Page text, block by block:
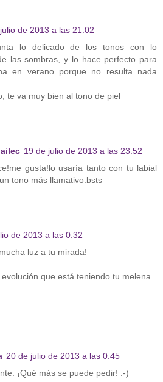
de 2013 a las 21:02
lo delicado de los tonos con lo
las sombras, y lo hace perfecto para
en verano porque no resulta nada
te va muy bien al tono de piel
19 de julio de 2013 a las 23:52
gusta!lo usaría tanto con tu labial
tono más llamativo.bsts
de 2013 a las 0:32
luz a tu mirada!
que está teniendo tu melena.
20 de julio de 2013 a las 0:45
¡Qué más se puede pedir! :-)